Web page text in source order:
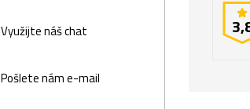
Využijte náš chat
Pošlete nám e-mail